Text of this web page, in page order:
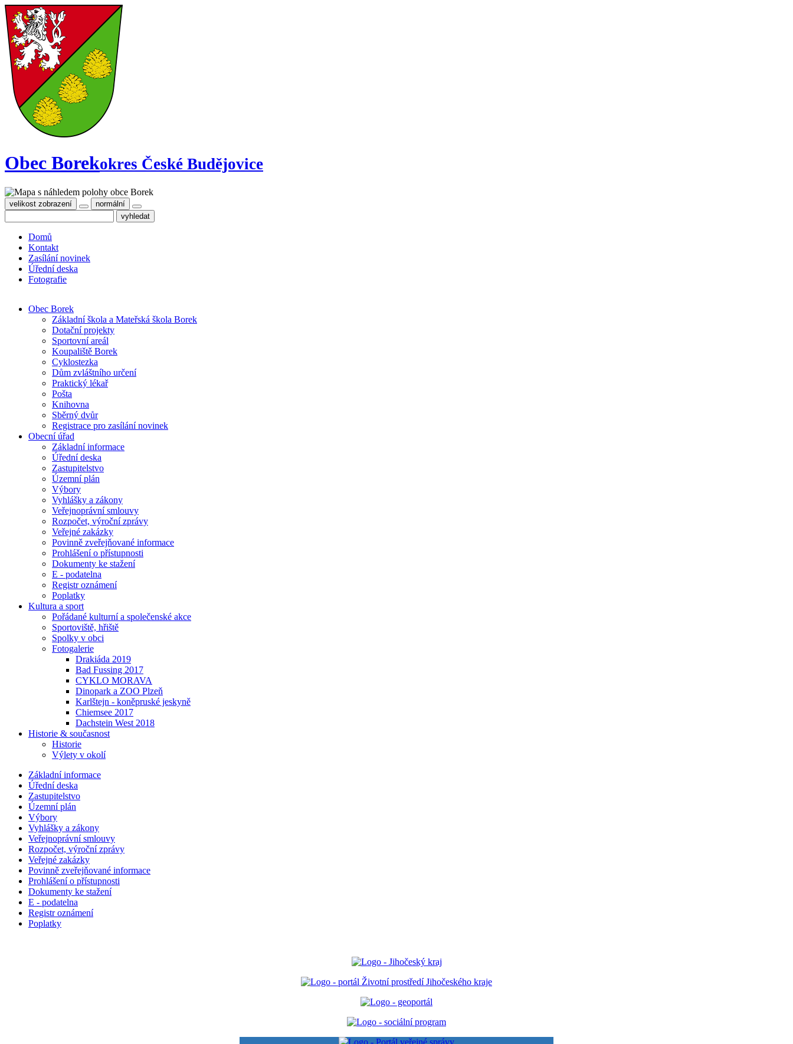
Obec Borekokres České Budějovice
velikost zobrazení normální
Domů
Kontakt
Zasílání novinek
Úřední deska
Fotografie
Obec Borek
Základní škola a Mateřská škola Borek
Dotační projekty
Sportovní areál
Koupaliště Borek
Cyklostezka
Dům zvláštního určení
Praktický lékař
Pošta
Knihovna
Sběrný dvůr
Registrace pro zasílání novinek
Obecní úřad
Základní informace
Úřední deska
Zastupitelstvo
Územní plán
Výbory
Vyhlášky a zákony
Veřejnoprávní smlouvy
Rozpočet, výroční zprávy
Veřejné zakázky
Povinně zveřejňované informace
Prohlášení o přístupnosti
Dokumenty ke stažení
E - podatelna
Registr oznámení
Poplatky
Kultura a sport
Pořádané kulturní a společenské akce
Sportoviště, hřiště
Spolky v obci
Fotogalerie
Drakiáda 2019
Bad Fussing 2017
CYKLO MORAVA
Dinopark a ZOO Plzeň
Karlštejn - koněpruské jeskyně
Chiemsee 2017
Dachstein West 2018
Historie & současnost
Historie
Výlety v okolí
Základní informace
Úřední deska
Zastupitelstvo
Územní plán
Výbory
Vyhlášky a zákony
Veřejnoprávní smlouvy
Rozpočet, výroční zprávy
Veřejné zakázky
Povinně zveřejňované informace
Prohlášení o přístupnosti
Dokumenty ke stažení
E - podatelna
Registr oznámení
Poplatky